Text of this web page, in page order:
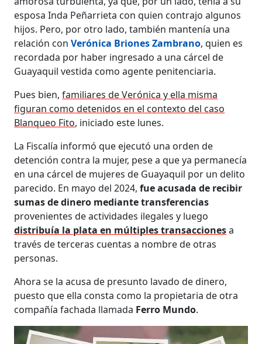
esposa Inda Peñarrieta con quien contrajo algunos
hijos. Pero, por otro lado, también mantenía una
relación conVerónica Briones Zambrano, quien es
recordada por haber ingresado a una cárcel de
Guayaquil vestida como agente penitenciaria.
Pues bien,familiares de Verónica y ella misma
figuran como detenidos en el contexto del caso
Blanqueo Fito, iniciado este lunes.
La Fiscalía informó que ejecutó una orden de
detención contra la mujer, pese a que ya permanecía
en una cárcel de mujeres de Guayaquil por un delito
parecido. En mayo del 2024,fue acusada de recibir
sumas de dinero mediante transferencias
provenientes de actividades ilegales y luego
distribuía la plata en múltiples transaccionesa
través de terceras cuentas a nombre de otras
personas.
Ahora se la acusa de presunto lavado de dinero,
puesto que ella consta como la propietaria de otra
compañía fachada llamada Ferro Mundo.